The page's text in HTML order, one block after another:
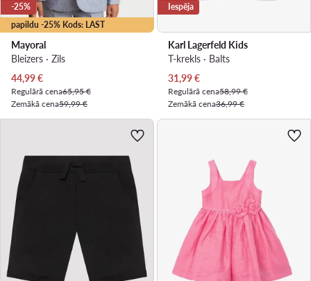
papildu -25% Kods: LAST
-25%
Mayoral
Bleizers · Zils
Pašreizējā cena
44,99€
Regulārā cena65,95 €
Zemākā cena59,99 €
Iespēja
Karl Lagerfeld Kids
T-krekls · Balts
Pašreizējā cena
31,99€
Regulārā cena58,99 €
Zemākā cena36,99 €